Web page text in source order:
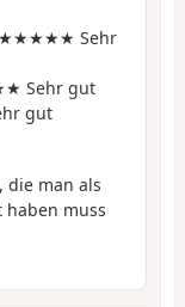
Sehr
Sehr gut
gut
die man als
haben muss